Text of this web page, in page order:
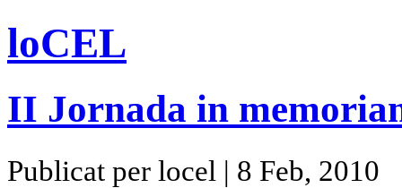
loCEL
II Jornada in
Publicat per locel | 8 Feb, 2010